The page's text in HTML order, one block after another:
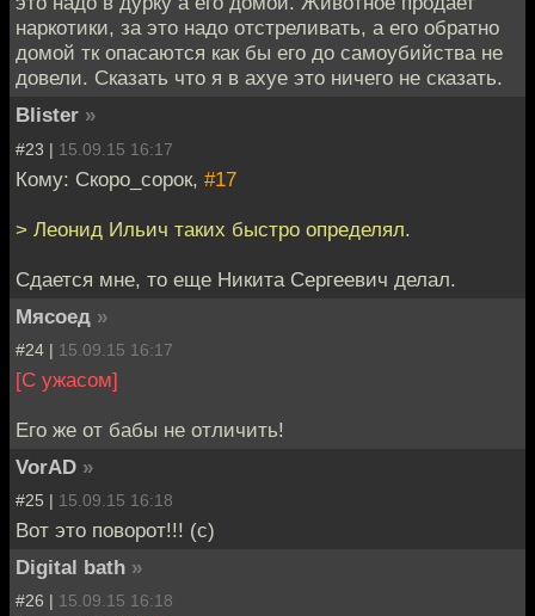
наркотики, за это надо отстреливать, а его обратно
домой тк опасаются как бы его до самоубийства не
довели. Сказать что я в ахуе это ничего не сказать.
Blister »
#23 | 15.09.15 16:17
Кому: Скоро_сорок, #17
> Леонид Ильич таких быстро определял.
Сдается мне, то еще Никита Сергеевич делал.
Мясоед »
#24 | 15.09.15 16:17
[С ужасом]
Его же от бабы не отличить!
VorAD »
#25 | 15.09.15 16:18
Вот это поворот!!! (с)
Digital bath »
#26 | 15.09.15 16:18